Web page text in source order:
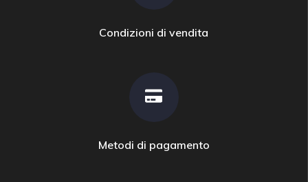
Condizioni di vendita
Metodi di pagamento